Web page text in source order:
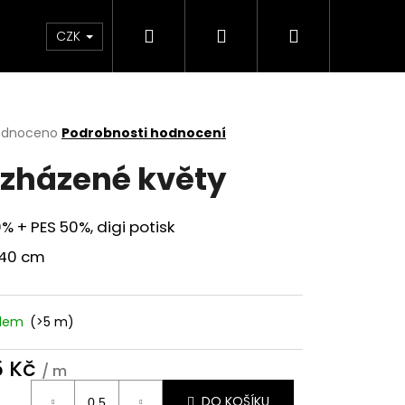
Minky,wellsoft Ostatní Mušelín
CZK Hledat PřihlášeníNákupní
Podrobnosti hodnocení
květy
+ PES 50%, digi potisk
cm
(>5 m)
Kč / m